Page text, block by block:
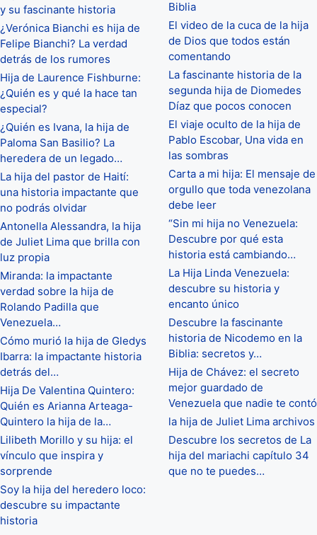
y su fascinante historia
¿Verónica Bianchi es hija de
Felipe Bianchi? La verdad
detrás de los rumores
Hija de Laurence Fishburne:
¿Quién es y qué la hace tan
especial?
¿Quién es Ivana, la hija de
Paloma San Basilio? La
heredera de un legado…
La hija del pastor de Haití:
una historia impactante que
no podrás olvidar
Antonella Alessandra, la hija
de Juliet Lima que brilla con
luz propia
Miranda: la impactante
verdad sobre la hija de
Rolando Padilla que
Venezuela…
Cómo murió la hija de Gledys
Ibarra: la impactante historia
detrás del…
Hija De Valentina Quintero:
Quién es Arianna Arteaga-
Quintero la hija de la…
Lilibeth Morillo y su hija: el
vínculo que inspira y
sorprende
Soy la hija del heredero loco:
descubre su impactante
historia
Biblia
El video de la cuca de la hija
de Dios que todos están
comentando
La fascinante historia de la
segunda hija de Diomedes
Díaz que pocos conocen
El viaje oculto de la hija de
Pablo Escobar, Una vida en
las sombras
Carta a mi hija: El mensaje de
orgullo que toda venezolana
debe leer
“Sin mi hija no Venezuela:
Descubre por qué esta
historia está cambiando…
La Hija Linda Venezuela:
descubre su historia y
encanto único
Descubre la fascinante
historia de Nicodemo en la
Biblia: secretos y…
Hija de Chávez: el secreto
mejor guardado de
Venezuela que nadie te contó
la hija de Juliet Lima archivos
Descubre los secretos de La
hija del mariachi capítulo 34
que no te puedes…